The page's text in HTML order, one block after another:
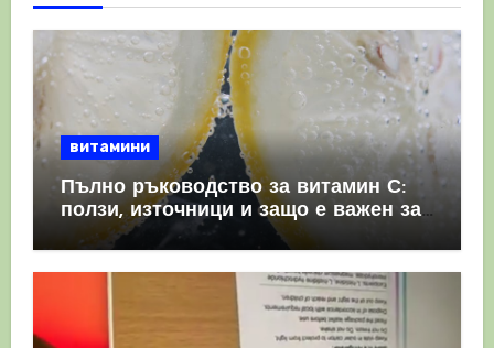
витамини
Пълно ръководство за витамин С:
ползи, източници и защо е важен за
имунната система